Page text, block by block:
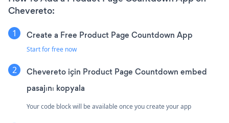
Chevereto:
Create a Free Product Page Countdown App
Start for free now
Chevereto için Product Page Countdown embed
pasajını kopyala
Your code block will be available once you create your app